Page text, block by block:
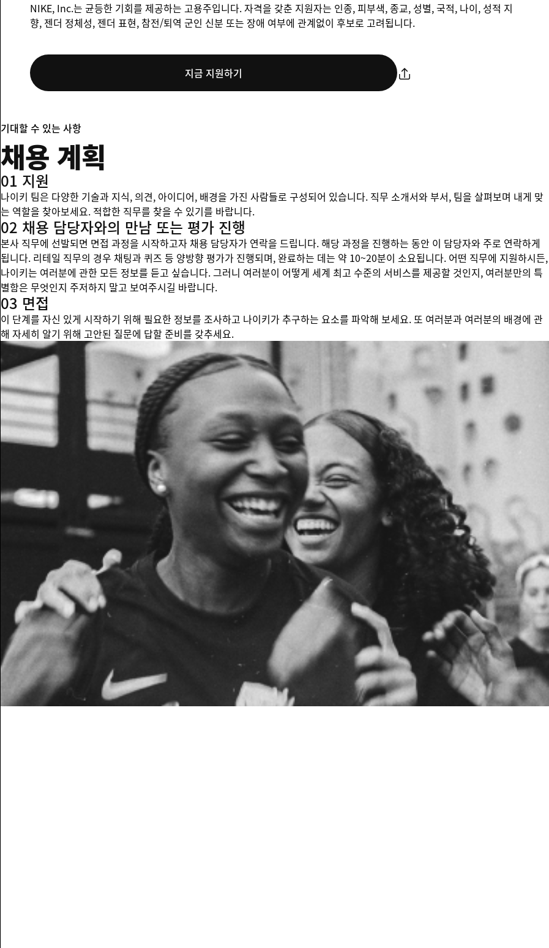
NIKE, Inc.는 균등한 기회를 제공하는 고용주입니다. 자격을 갖춘 지원자는 인종, 피부색, 종교, 성별, 국적, 나이, 성적 지
향, 젠더 정체성, 젠더 표현, 참전/퇴역 군인 신분 또는 장애 여부에 관계없이 후보로 고려됩니다.
지금 지원하기
기대할 수 있는 사항
채용 계획
01 지원
나이키 팀은 다양한 기술과 지식, 의견, 아이디어, 배경을 가진 사람들로 구성되어 있습니다. 직무 소개서와 부서, 팀을 살펴보며 내게 맞
는 역할을 찾아보세요. 적합한 직무를 찾을 수 있기를 바랍니다.
02 채용 담당자와의 만남 또는 평가 진행
본사 직무에 선발되면 면접 과정을 시작하고자 채용 담당자가 연락을 드립니다. 해당 과정을 진행하는 동안 이 담당자와 주로 연락하게
됩니다. 리테일 직무의 경우 채팅과 퀴즈 등 양방향 평가가 진행되며, 완료하는 데는 약 10~20분이 소요됩니다. 어떤 직무에 지원하시든,
나이키는 여러분에 관한 모든 정보를 듣고 싶습니다. 그러니 여러분이 어떻게 세계 최고 수준의 서비스를 제공할 것인지, 여러분만의 특
별함은 무엇인지 주저하지 말고 보여주시길 바랍니다.
03 면접
이 단계를 자신 있게 시작하기 위해 필요한 정보를 조사하고 나이키가 추구하는 요소를 파악해 보세요. 또 여러분과 여러분의 배경에 관
해 자세히 알기 위해 고안된 질문에 답할 준비를 갖추세요.